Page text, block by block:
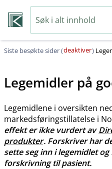
Siste besøkte sider (deaktiver)
Legemidler på
Legemidlene i oversikten
markedsføringstillatelse i
effekt er ikke vurdert av
produkter. Forskriver har
sette seg inn i legemidlet
forskrivning til pasient.